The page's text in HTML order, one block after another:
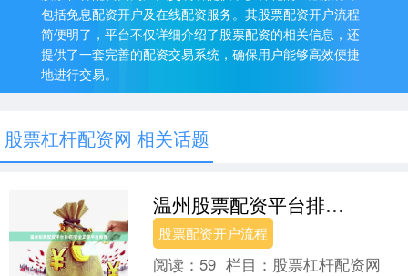
包括免息配资开户及在线配资服务。其股票配资开户流程
简便明了，平台不仅详细介绍了股票配资的相关信息，还
提供了一套完善的配资交易系统，确保用户能够高效便捷
地进行交易。
股票杠杆配资网 相关话题
温州股票配资平台排名|安全正规平台推荐
股票配资开户流程
阅读： 59 栏目： 股票杠杆配资网